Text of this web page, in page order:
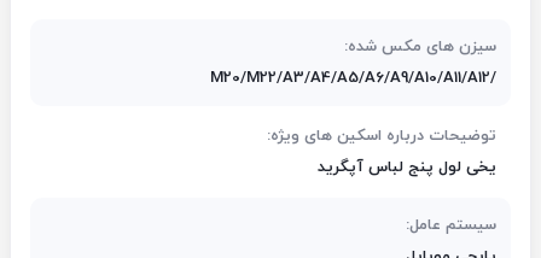
سیزن های مکس شده:
M20/M22/A3/A4/A5/A6/A9/A10/A11/A12/
توضیحات درباره اسکین های ویژه:
یخی لول پنج لباس آپگرید
سیستم عامل: